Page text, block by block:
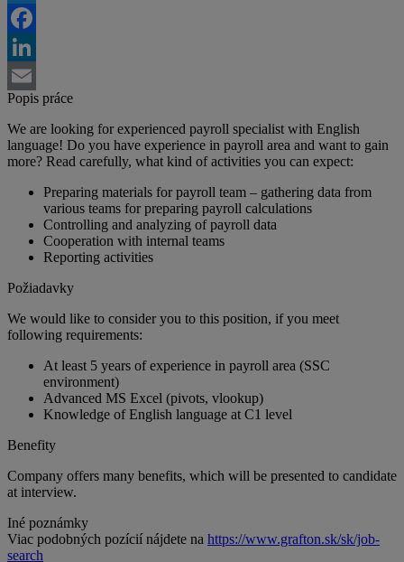
Twitter
Facebook
LinkedIn
Email
Popis práce
We are looking for experienced payroll specialist with English
language! Do you have experience in payroll area and want to gain
more? Read carefully, what kind of activities you can expect:
Preparing materials for payroll team – gathering data from
various teams for preparing payroll calculations
Controlling and analyzing of payroll data
Cooperation with internal teams
Reporting activities
Požiadavky
We would like to consider you to this position, if you meet
following requirements:
At least 5 years of experience in payroll area (SSC
environment)
Advanced MS Excel (pivots, vlookup)
Knowledge of English language at C1 level
Benefity
Company offers many benefits, which will be presented to candidate
at interview.
Iné poznámky
Viac podobných pozícií nájdete na https://www.grafton.sk/sk/job-
search